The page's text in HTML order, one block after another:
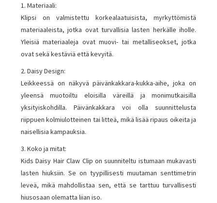
1. Materiaali:
Klipsi on valmistettu korkealaatuisista, myrkyttömistä
materiaaleista, jotka ovat turvallisia lasten herkälle iholle.
Yleisiä materiaaleja ovat muovi- tai metalliseokset, jotka
ovat sekä kestäviä että kevyitä.
2. Daisy Design:
Leikkeessä on näkyvä päivänkakkara-kukka-aihe, joka on
yleensä muotoiltu eloisilla väreillä ja monimutkaisilla
yksityiskohdilla. Päivänkakkara voi olla suunnittelusta
riippuen kolmiulotteinen tai litteä, mikä lisää ripaus oikeita ja
naisellisia kampauksia.
3. Koko ja mitat:
Kids Daisy Hair Claw Clip on suunniteltu istumaan mukavasti
lasten hiuksiin. Se on tyypillisesti muutaman senttimetrin
leveä, mikä mahdollistaa sen, että se tarttuu turvallisesti
hiusosaan olematta liian iso.